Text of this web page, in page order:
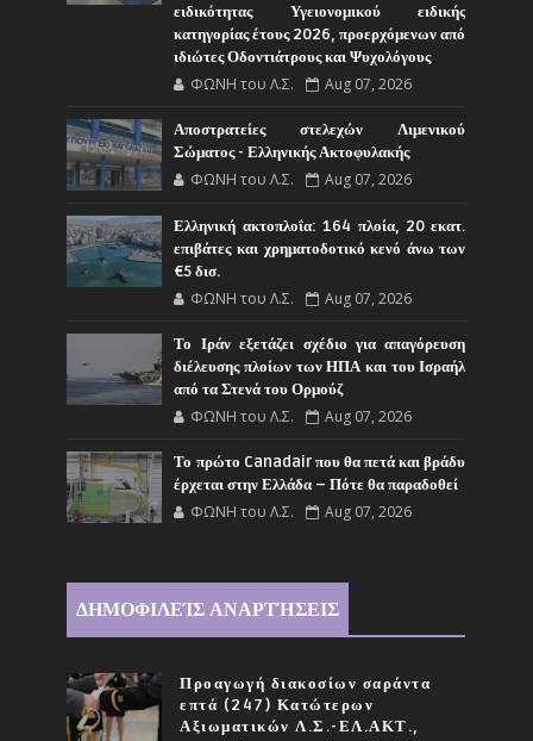
ειδικότητας Υγειονομικού ειδικής
κατηγορίας έτους 2026, προερχόμενων από
ιδιώτες Οδοντιάτρους και Ψυχολόγους
ΦΩΝΗ του Λ.Σ. Aug 07, 2026
Αποστρατείες στελεχών Λιμενικού
Σώματος - Ελληνικής Ακτοφυλακής
ΦΩΝΗ του Λ.Σ. Aug 07, 2026
Ελληνική ακτοπλοΐα: 164 πλοία, 20 εκατ.
επιβάτες και χρηματοδοτικό κενό άνω των
€5 δισ.
ΦΩΝΗ του Λ.Σ. Aug 07, 2026
Το Ιράν εξετάζει σχέδιο για απαγόρευση
διέλευσης πλοίων των ΗΠΑ και του Ισραήλ
από τα Στενά του Ορμούζ
ΦΩΝΗ του Λ.Σ. Aug 07, 2026
Το πρώτο Canadair που θα πετά και βράδυ
έρχεται στην Ελλάδα – Πότε θα παραδοθεί
ΦΩΝΗ του Λ.Σ. Aug 07, 2026
ΔΗΜΟΦΙΛΕΊΣ ΑΝΑΡΤΉΣΕΙΣ
Προαγωγή διακοσίων σαράντα
επτά (247) Κατώτερων
Αξιωματικών Λ.Σ.-ΕΛ.ΑΚΤ.,